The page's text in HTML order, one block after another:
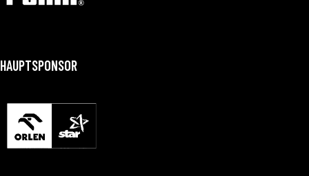
HAUPTSPONSOR